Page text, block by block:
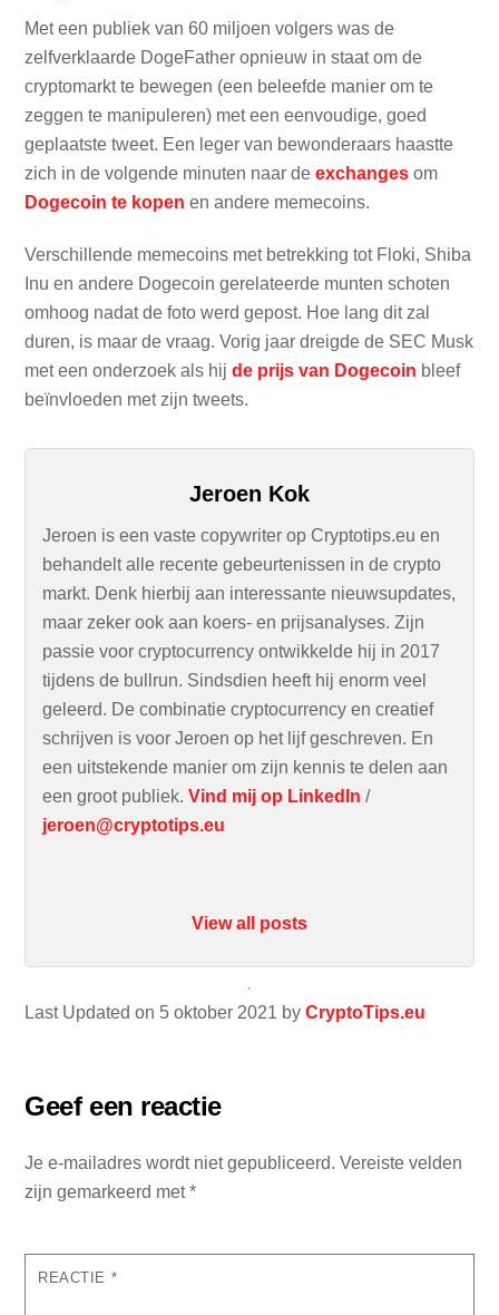
Last Updated on 5 oktober 2021 byCryptoTips.eu
Jeroen Kok
Jeroen is een vaste copywriter op Cryptotips.eu en
behandelt alle recente gebeurtenissen in de crypto
markt. Denk hierbij aan interessante nieuwsupdates,
maar zeker ook aan koers- en prijsanalyses. Zijn
passie voor cryptocurrency ontwikkelde hij in 2017
tijdens de bullrun. Sindsdien heeft hij enorm veel
geleerd. De combinatie cryptocurrency en creatief
schrijven is voor Jeroen op het lijf geschreven. En
een uitstekende manier om zijn kennis te delen aan
een groot publiek.Vind mij op LinkedIn /
jeroen@cryptotips.eu
View all posts
Met een publiek van 60 miljoen volgers was de
zelfverklaarde DogeFather opnieuw in staat om de
cryptomarkt te bewegen (een beleefde manier om te
zeggen te manipuleren) met een eenvoudige, goed
geplaatste tweet. Een leger van bewonderaars haastte
zich in de volgende minuten naar deexchanges om
Dogecoin te kopen en andere memecoins.
Verschillende memecoins met betrekking tot Floki, Shiba
Inu en andere Dogecoin gerelateerde munten schoten
omhoog nadat de foto werd gepost. Hoe lang dit zal
duren, is maar de vraag. Vorig jaar dreigde de SEC Musk
met een onderzoek als hijde prijs van Dogecoin bleef
beïnvloeden met zijn tweets.
Geef een reactie
Je e-mailadres wordt niet gepubliceerd. Vereiste velden
zijn gemarkeerd met*
REACTIE *